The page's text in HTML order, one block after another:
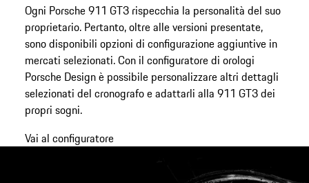
Ogni Porsche 911 GT3 rispecchia la personalità del suo
proprietario. Pertanto, oltre alle versioni presentate,
sono disponibili opzioni di configurazione aggiuntive in
mercati selezionati. Con il configuratore di orologi
Porsche Design è possibile personalizzare altri dettagli
selezionati del cronografo e adattarli alla 911 GT3 dei
propri sogni.
Vai al configuratore